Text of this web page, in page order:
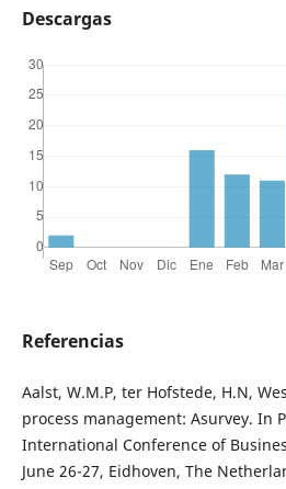
Descargas
Referencias
Aalst, W.M.P, ter Hofstede, H.N,
process management: Asurvey. In
International Conference of
June 26-27, Eidhoven, The